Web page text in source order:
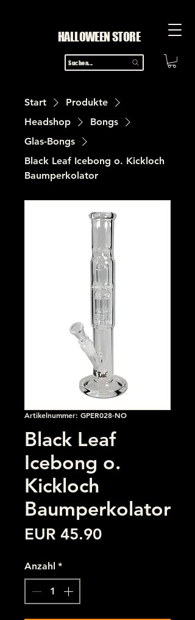
HALLOWEEN STORE
Suchen...
Start
Produkte
Headshop
Bongs
Glas-Bongs
Black Leaf Icebong o. Kickloch
Baumperkolator
Artikelnummer: GPER028-NO
Black Leaf
Icebong o.
Kickloch
Baumperkolator
EUR 45.90Preis
Anzahl *